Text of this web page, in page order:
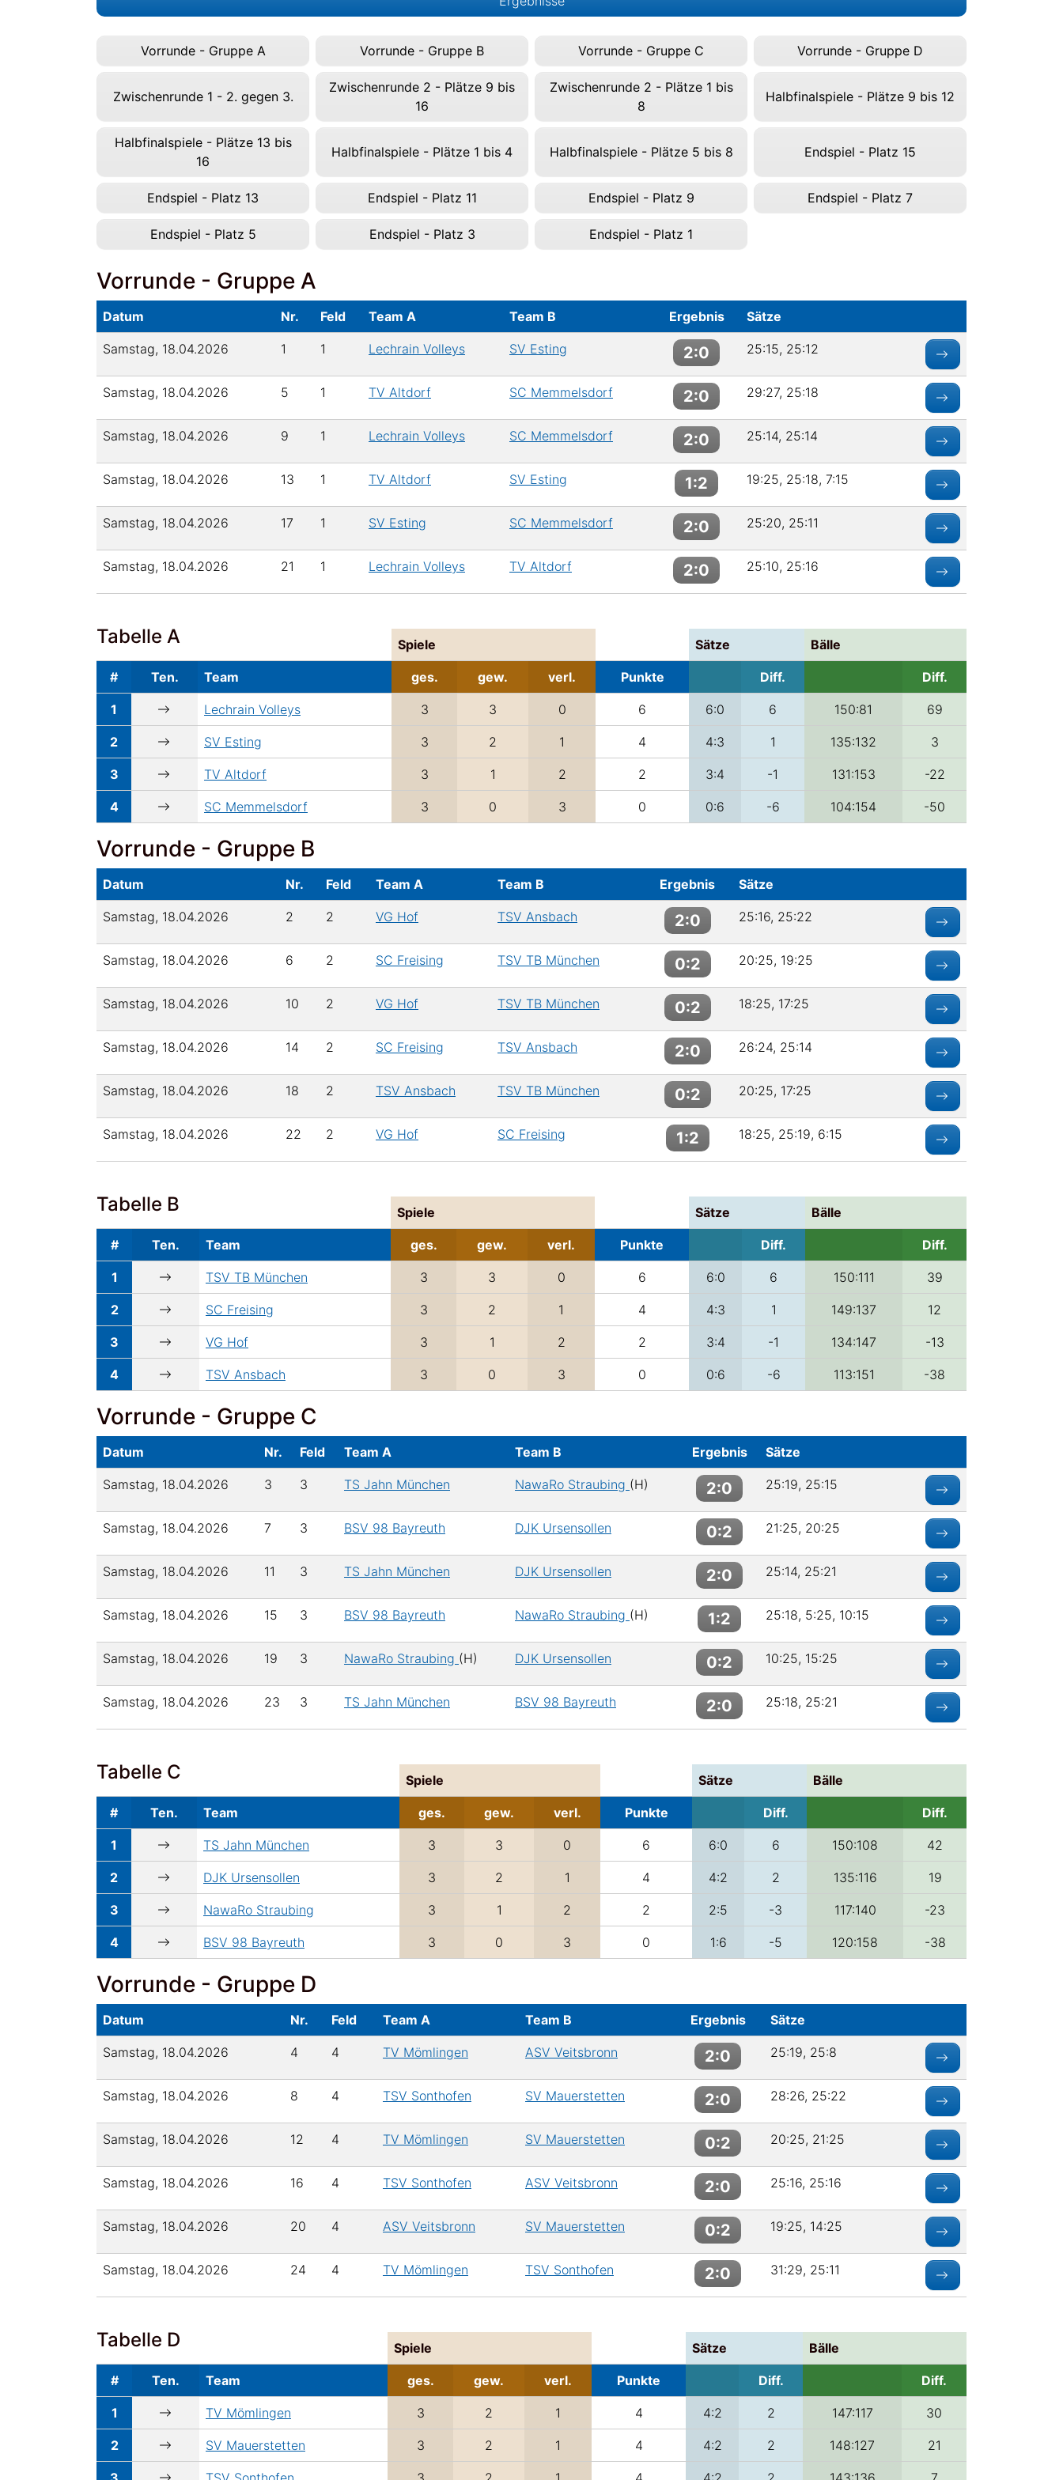
Vorrunde - Gruppe A Vorrunde - Gruppe B Vorrunde - Gruppe C Vorrunde - Gruppe D
Zwischenrunde 1 - 2. gegen 3.
Zwischenrunde 2 - Plätze 9 bis
16
Zwischenrunde 2 - Plätze 1 bis
8
Halbfinalspiele - Plätze 9 bis 12
Halbfinalspiele - Plätze 13 bis
16
Halbfinalspiele - Plätze 1 bis 4 Halbfinalspiele - Plätze 5 bis 8 Endspiel - Platz 15
Endspiel - Platz 13 Endspiel - Platz 11 Endspiel - Platz 9 Endspiel - Platz 7
Endspiel - Platz 5 Endspiel - Platz 3 Endspiel - Platz 1
Vorrunde - Gruppe A
Datum Nr. Feld Team A Team B Ergebnis Sätze
Samstag, 18.04.2026 1 1 Lechrain Volleys SV Esting 2:0 25:15, 25:12
Samstag, 18.04.2026 5 1 TV Altdorf SC Memmelsdorf 2:0 29:27, 25:18
Samstag, 18.04.2026 9 1 Lechrain Volleys SC Memmelsdorf 2:0 25:14, 25:14
Samstag, 18.04.2026 13 1 TV Altdorf SV Esting 1:2 19:25, 25:18, 7:15
Samstag, 18.04.2026 17 1 SV Esting SC Memmelsdorf 2:0 25:20, 25:11
Samstag, 18.04.2026 21 1 Lechrain Volleys TV Altdorf 2:0 25:10, 25:16
Tabelle A Spiele Sätze Bälle
# Ten. Team ges. gew. verl. Punkte Diff. Diff.
1 Lechrain Volleys 3 3 0 6 6:0 6 150:81 69
2 SV Esting 3 2 1 4 4:3 1 135:132 3
3 TV Altdorf 3 1 2 2 3:4 -1 131:153 -22
4 SC Memmelsdorf 3 0 3 0 0:6 -6 104:154 -50
Vorrunde - Gruppe B
Datum Nr. Feld Team A Team B Ergebnis Sätze
Samstag, 18.04.2026 2 2 VG Hof TSV Ansbach 2:0 25:16, 25:22
Samstag, 18.04.2026 6 2 SC Freising TSV TB München 0:2 20:25, 19:25
Samstag, 18.04.2026 10 2 VG Hof TSV TB München 0:2 18:25, 17:25
Samstag, 18.04.2026 14 2 SC Freising TSV Ansbach 2:0 26:24, 25:14
Samstag, 18.04.2026 18 2 TSV Ansbach TSV TB München 0:2 20:25, 17:25
Samstag, 18.04.2026 22 2 VG Hof SC Freising 1:2 18:25, 25:19, 6:15
Tabelle B Spiele Sätze Bälle
# Ten. Team ges. gew. verl. Punkte Diff. Diff.
1 TSV TB München 3 3 0 6 6:0 6 150:111 39
2 SC Freising 3 2 1 4 4:3 1 149:137 12
3 VG Hof 3 1 2 2 3:4 -1 134:147 -13
4 TSV Ansbach 3 0 3 0 0:6 -6 113:151 -38
Vorrunde - Gruppe C
Datum Nr. Feld Team A Team B Ergebnis Sätze
Samstag, 18.04.2026 3 3 TS Jahn München NawaRo Straubing (H) 2:0 25:19, 25:15
Samstag, 18.04.2026 7 3 BSV 98 Bayreuth DJK Ursensollen 0:2 21:25, 20:25
Samstag, 18.04.2026 11 3 TS Jahn München DJK Ursensollen 2:0 25:14, 25:21
Samstag, 18.04.2026 15 3 BSV 98 Bayreuth NawaRo Straubing (H) 1:2 25:18, 5:25, 10:15
Samstag, 18.04.2026 19 3 NawaRo Straubing (H) DJK Ursensollen 0:2 10:25, 15:25
Samstag, 18.04.2026 23 3 TS Jahn München BSV 98 Bayreuth 2:0 25:18, 25:21
Tabelle C Spiele Sätze Bälle
# Ten. Team ges. gew. verl. Punkte Diff. Diff.
1 TS Jahn München 3 3 0 6 6:0 6 150:108 42
2 DJK Ursensollen 3 2 1 4 4:2 2 135:116 19
3 NawaRo Straubing 3 1 2 2 2:5 -3 117:140 -23
4 BSV 98 Bayreuth 3 0 3 0 1:6 -5 120:158 -38
Vorrunde - Gruppe D
Datum Nr. Feld Team A Team B Ergebnis Sätze
Samstag, 18.04.2026 4 4 TV Mömlingen ASV Veitsbronn 2:0 25:19, 25:8
Samstag, 18.04.2026 8 4 TSV Sonthofen SV Mauerstetten 2:0 28:26, 25:22
Samstag, 18.04.2026 12 4 TV Mömlingen SV Mauerstetten 0:2 20:25, 21:25
Samstag, 18.04.2026 16 4 TSV Sonthofen ASV Veitsbronn 2:0 25:16, 25:16
Samstag, 18.04.2026 20 4 ASV Veitsbronn SV Mauerstetten 0:2 19:25, 14:25
Samstag, 18.04.2026 24 4 TV Mömlingen TSV Sonthofen 2:0 31:29, 25:11
Tabelle D Spiele Sätze Bälle
# Ten. Team ges. gew. verl. Punkte Diff. Diff.
1 TV Mömlingen 3 2 1 4 4:2 2 147:117 30
2 SV Mauerstetten 3 2 1 4 4:2 2 148:127 21